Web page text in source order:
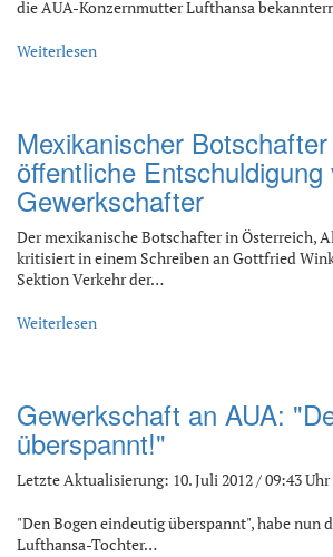
die AUA-Konzernmutter Lufthansa
Weiterlesen
Mexikanischer
öffentliche Entschuldigung
Gewerkschafter
Der mexikanische Botschafter in Österreich,
kritisiert in einem Schreiben an Gottfried
Sektion Verkehr der…
Weiterlesen
Gewerkschaft an AUA:
überspannt!"
Letzte Aktualisierung: 10. Juli 2012 / 09:43
"Den Bogen eindeutig überspannt", habe nun
Lufthansa-Tochter…